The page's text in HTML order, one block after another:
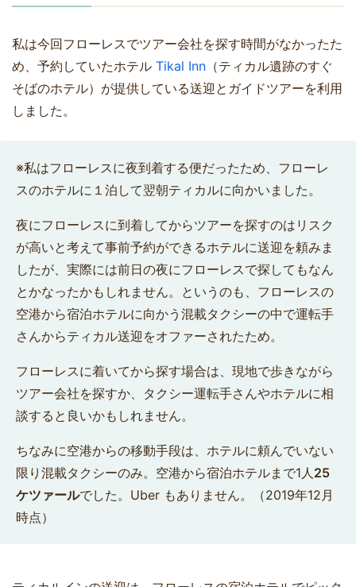
私は今回フローレスでツアー会社を探す時間がなかったた
め、予約していたホテル Tikal Inn （ティカル遺跡のすぐ
そばのホテル）が提供している送迎とガイドツアーを利用
しました。
※私はフローレスに夜到着する便だったため、フローレ
スのホテルに１泊して翌朝ティカルに向かいました。
夜にフローレスに到着してからツアーを探すのはリスク
が高いと考えて事前予約ができるホテルに送迎を頼みま
したが、実際には前日の夜にフローレスで探してもなん
とかなったかもしれません。というのも、フローレスの
空港から宿泊ホテルに向かう混載タクシーの中で運転手
さんからティカル送迎をオファーされたため。
フローレスに着いてから探す場合は、現地で歩きながら
ツアー会社を探すか、タクシー運転手さんやホテルに相
談すると良いかもしれません。
ちなみに空港からの移動手段は、ホテルに頼んでいない
限り混載タクシーのみ。空港から宿泊ホテルまで1人 25
ケツァールでした。Uber もありません。（2019年12月
時点）